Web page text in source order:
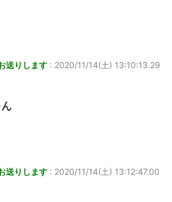
送りします : 2020/11/14(土) 13:10:13.29
送りします : 2020/11/14(土) 13:12:47.00